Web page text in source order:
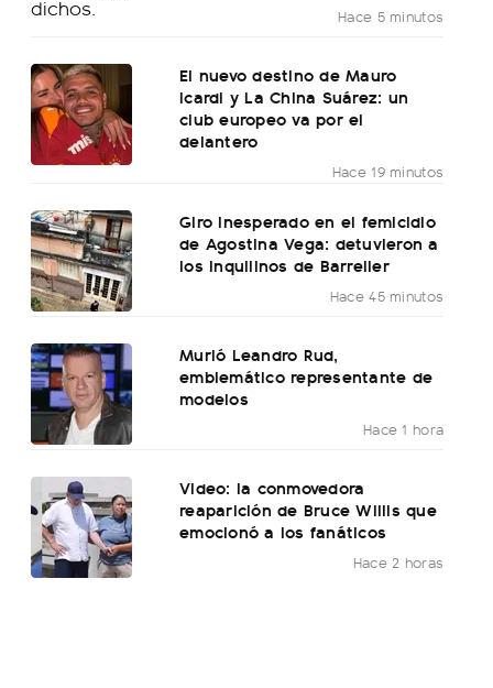
Hace 5 minutos
El nuevo destino de Mauro
Icardi y La China Suárez: un
club europeo va por el
delantero
Hace 19 minutos
Giro inesperado en el femicidio
de Agostina Vega: detuvieron a
los inquilinos de Barrelier
Hace 45 minutos
Murió Leandro Rud,
emblemático representante de
modelos
Hace 1 hora
Video: la conmovedora
reaparición de Bruce Willis que
emocionó a los fanáticos
Hace 2 horas